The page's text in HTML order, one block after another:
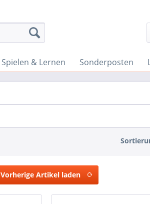
Spielen & Lernen Sonderposten
Vorherige Artikel laden